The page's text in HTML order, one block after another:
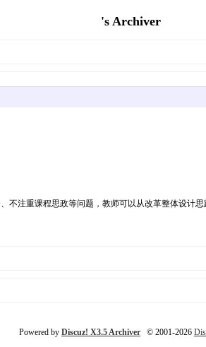
's Archiver
不注重课程思政等问题，教师可以从改革整体设计
Powered by Discuz! X3.5 Archiver © 2001-2026